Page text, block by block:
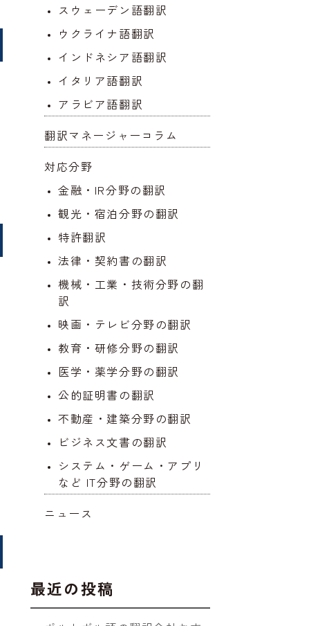
スウェーデン語翻訳
ウクライナ語翻訳
インドネシア語翻訳
イタリア語翻訳
アラビア語翻訳
翻訳マネージャーコラム
対応分野
金融・IR分野の翻訳
観光・宿泊分野の翻訳
特許翻訳
法律・契約書の翻訳
機械・工業・技術分野の翻
訳
映画・テレビ分野の翻訳
教育・研修分野の翻訳
医学・薬学分野の翻訳
公的証明書の翻訳
不動産・建築分野の翻訳
ビジネス文書の翻訳
システム・ゲーム・アプリ
など IT分野の翻訳
ニュース
最近の投稿